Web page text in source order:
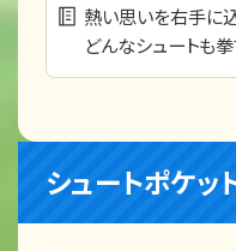
熱い思いを右手に
どんなシュートも
シュートポケッ